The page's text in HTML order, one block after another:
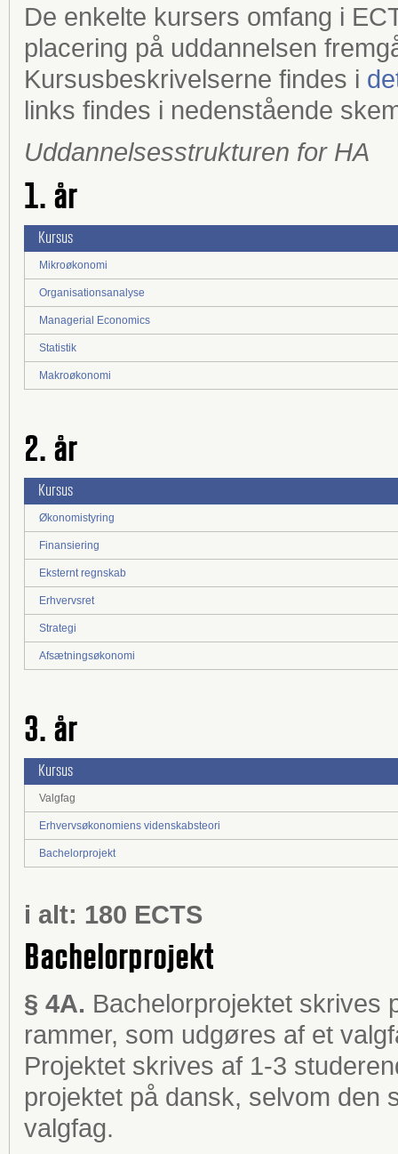
De enkelte kursers omfang i
placering på uddannelsen
Kursusbeskrivelserne findes i
links findes i nedenstående
Uddannelsesstrukturen for HA
1. år
Kursus
Mikroøkonomi
Organisationsanalyse
Managerial Economics
Statistik
Makroøkonomi
2. år
Kursus
Økonomistyring
Finansiering
Eksternt regnskab
Erhvervsret
Strategi
Afsætningsøkonomi
3. år
Kursus
Valgfag
Erhvervsøkonomiens videnskabsteori
Bachelorprojekt
i alt: 180 ECTS
Bachelorprojekt
§ 4A. Bachelorprojektet skrives
rammer, som udgøres af et
Projektet skrives af 1-3
projektet på dansk, selvom den
valgfag.